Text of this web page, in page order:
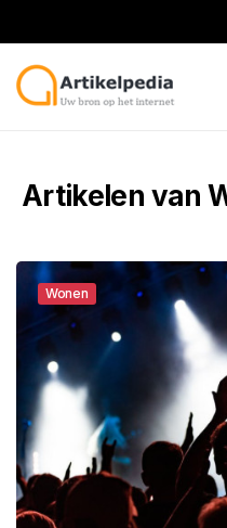
Artikelen van
Wonen